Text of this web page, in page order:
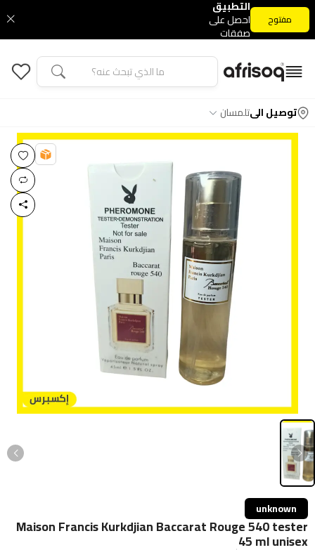
التطبيق
احصل على
صفقات
الحصرية
مفتوح
توصيل الىتلمسان
unknown
Maison Francis Kurkdjian Baccarat Rouge 540 tester
45 ml unisex